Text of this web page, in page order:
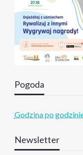
Pogoda
Godzina po
Newsletter